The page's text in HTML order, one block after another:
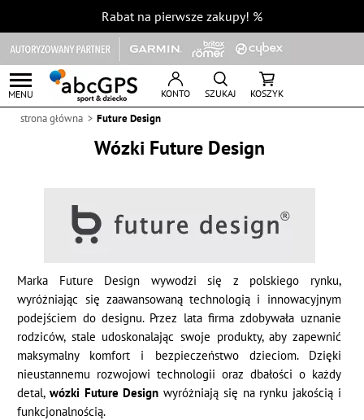
Rabat na pierwsze zakupy! %
MENU KONTO SZUKAJ KOSZYK
strona główna Future Design
Wózki Future Design
Marka Future Design wywodzi się z polskiego rynku,
wyróżniając się zaawansowaną technologią i innowacyjnym
podejściem do designu. Przez lata firma zdobywała uznanie
rodziców, stale udoskonalając swoje produkty, aby zapewnić
maksymalny komfort i bezpieczeństwo dzieciom. Dzięki
nieustannemu rozwojowi technologii oraz dbałości o każdy
detal, wózki Future Design wyróżniają się na rynku jakością i
funkcjonalnością.